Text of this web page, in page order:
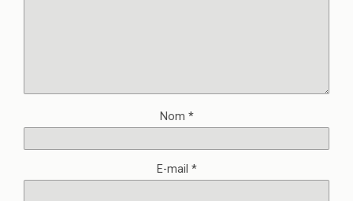
Nom *
E-mail *